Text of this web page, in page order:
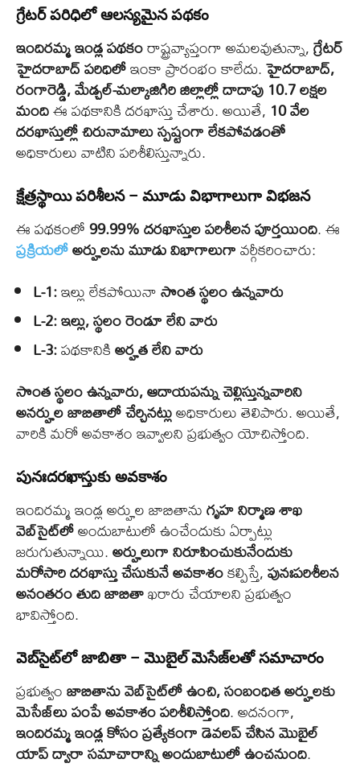
గ్రేటర్ పరిధిలో ఆలస్యమైన పథకం
ఇందిరమ్మ ఇండ్ల పథకంరాష్ట్రవ్యాప్తంగా అమలవుతున్నా,గ్రేటర్
హైదరాబాద్ పరిధిలోఇంకా ప్రారంభం కాలేదు.హైదరాబాద్,
రంగారెడ్డి, మేడ్చల్-మల్కాజిగిరి జిల్లాల్లో దాదాపు 10.7 లక్షల
మందిఈ పథకానికి దరఖాస్తు చేశారు. అయితే, 10 వేల
దరఖాస్తుల్లో చిరునామాలు స్పష్టంగా లేకపోవడంతో
అధికారులు వాటిని పరిశీలిస్తున్నారు.
క్షేత్రస్థాయి పరిశీలన – మూడు విభాగాలుగా విభజన
ఈ పథకంలో99.99% దరఖాస్తుల పరిశీలన పూర్తయింది. ఈ
ప్రక్రియలోఅర్హులను మూడు విభాగాలుగావర్గీకరించారు:
L-1:ఇల్లు లేకపోయినాసొంత స్థలం ఉన్నవారు
L-2:ఇల్లు, స్థలం రెండూ లేని వారు
L-3:పథకానికిఅర్హత లేని వారు
సొంత స్థలం ఉన్నవారు, ఆదాయపన్ను చెల్లిస్తున్నవారిని
అనర్హుల జాబితాలో చేర్చినట్లుఅధికారులు తెలిపారు. అయితే,
వారికి మరో అవకాశం ఇవ్వాలని ప్రభుత్వం యోచిస్తోంది.
పునఃదరఖాస్తుకు అవకాశం
ఇందిరమ్మ ఇండ్ల అర్హుల జాబితానుగృహ నిర్మాణ శాఖ
వెబ్‌సైట్‌లోఅందుబాటులో ఉంచేందుకు ఏర్పాట్లు
జరుగుతున్నాయి.అర్హులుగా నిరూపించుకునేందుకు
మరోసారి దరఖాస్తు చేసుకునే అవకాశంకల్పిస్తే,పునఃపరిశీలన
అనంతరం తుది జాబితాఖరారు చేయాలని ప్రభుత్వం
భావిస్తోంది.
వెబ్‌సైట్‌లో జాబితా – మొబైల్ మెసేజ్‌లతో సమాచారం
ప్రభుత్వంజాబితాను వెబ్‌సైట్‌లో ఉంచి, సంబంధిత అర్హులకు
మెసేజ్‌లు పంపే అవకాశం పరిశీలిస్తోంది. అదనంగా,
ఇందిరమ్మ ఇండ్ల కోసం ప్రత్యేకంగా డెవలప్ చేసిన మొబైల్
యాప్ ద్వారా సమాచారాన్ని అందుబాటులో ఉంచనుంది.